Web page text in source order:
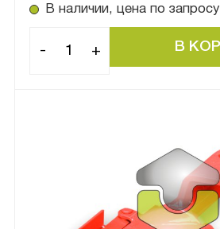
В наличии, цена по запросу
- +